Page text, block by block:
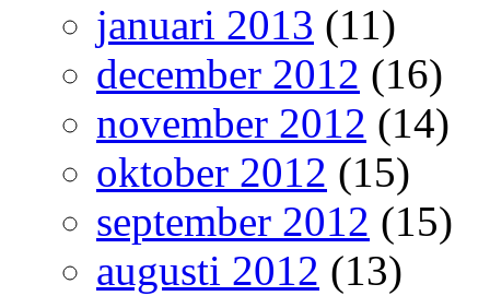
januari 2013 (11)
december 2012 (16)
november 2012 (14)
oktober 2012 (15)
september 2012 (15)
augusti 2012 (13)